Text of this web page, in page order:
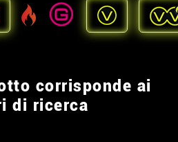
corrisponde ai
di ricerca